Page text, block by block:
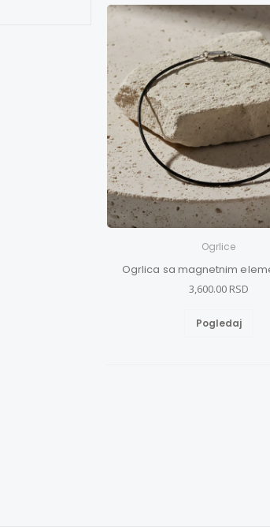
Ogrlice
Ogrlica sa magnetnim
3,600.00 RSD
Pogledaj